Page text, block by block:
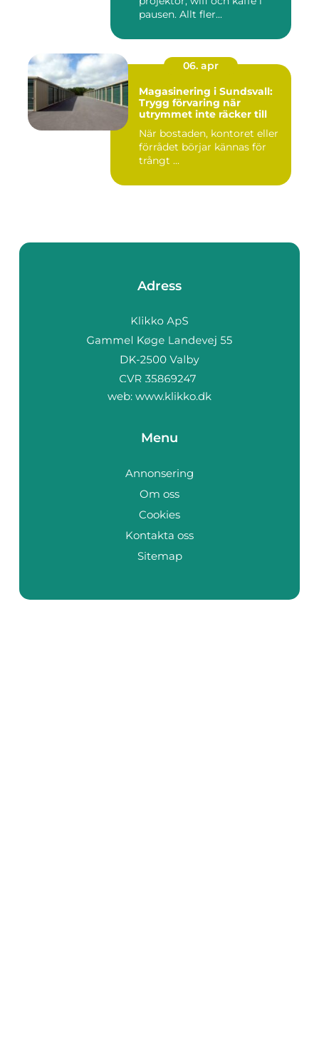
pausen. Allt fler...
06. apr
Magasinering i Sundsvall:
Trygg förvaring när
utrymmet inte räcker till
När bostaden, kontoret eller
förrådet börjar kännas för
trångt ...
Adress
web: www.klikko.dk
Menu
Annonsering
Om oss
Cookies
Kontakta oss
Sitemap